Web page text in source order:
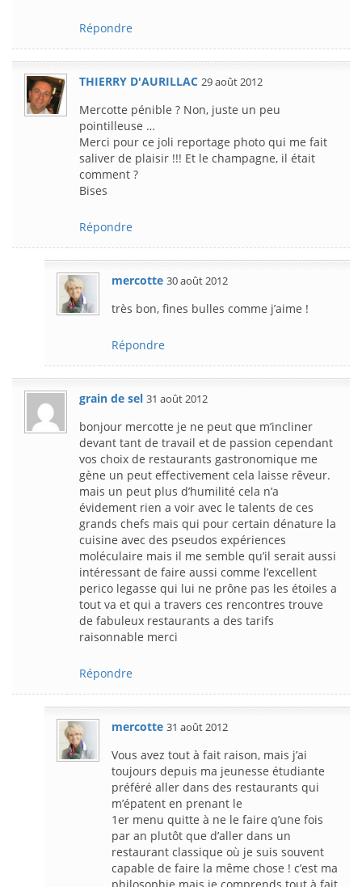
Répondre
THIERRY D'AURILLAC 29 août 2012
Mercotte pénible ? Non, juste un peu
pointilleuse …
Merci pour ce joli reportage photo qui me fait
saliver de plaisir !!! Et le champagne, il était
comment ?
Bises
Répondre
mercotte 30 août 2012
très bon, fines bulles comme j’aime !
Répondre
grain de sel 31 août 2012
bonjour mercotte je ne peut que m’incliner
devant tant de travail et de passion cependant
vos choix de restaurants gastronomique me
gène un peut effectivement cela laisse rêveur.
mais un peut plus d’humilité cela n’a
évidement rien a voir avec le talents de ces
grands chefs mais qui pour certain dénature la
cuisine avec des pseudos expériences
moléculaire mais il me semble qu’il serait aussi
intéressant de faire aussi comme l’excellent
perico legasse qui lui ne prône pas les étoiles a
tout va et qui a travers ces rencontres trouve
de fabuleux restaurants a des tarifs
raisonnable merci
Répondre
mercotte 31 août 2012
Vous avez tout à fait raison, mais j’ai
toujours depuis ma jeunesse étudiante
préféré aller dans des restaurants qui
m’épatent en prenant le
1er menu quitte à ne le faire q’une fois
par an plutôt que d’aller dans un
restaurant classique où je suis souvent
capable de faire la même chose ! c’est ma